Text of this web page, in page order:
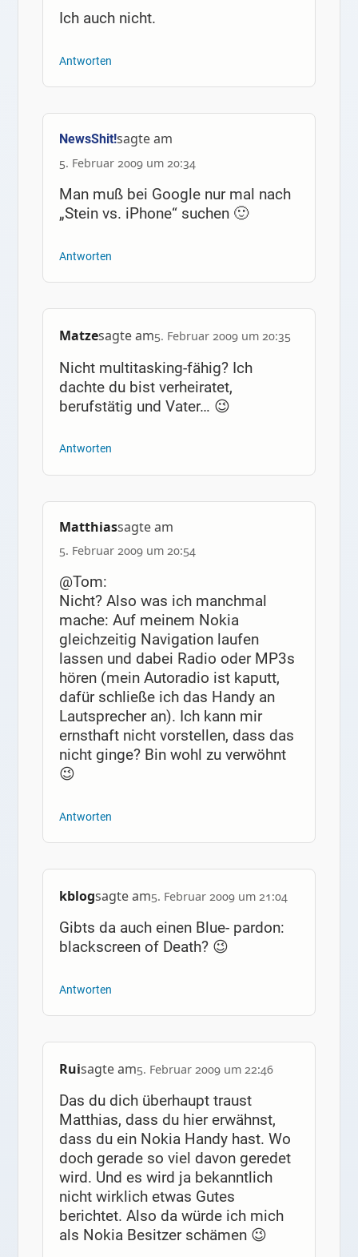
Ich auch nicht.
Antworten
NewsShit!sagte am
5. Februar 2009 um 20:34
Man muß bei Google nur mal nach
„Stein vs. iPhone“ suchen 🙂
Antworten
Matzesagte am5. Februar 2009 um 20:35
Nicht multitasking-fähig? Ich
dachte du bist verheiratet,
berufstätig und Vater… 😉
Antworten
Matthiassagte am
5. Februar 2009 um 20:54
@Tom:
Nicht? Also was ich manchmal
mache: Auf meinem Nokia
gleichzeitig Navigation laufen
lassen und dabei Radio oder MP3s
hören (mein Autoradio ist kaputt,
dafür schließe ich das Handy an
Lautsprecher an). Ich kann mir
ernsthaft nicht vorstellen, dass das
nicht ginge? Bin wohl zu verwöhnt
😉
Antworten
kblogsagte am5. Februar 2009 um 21:04
Gibts da auch einen Blue- pardon:
blackscreen of Death? 😉
Antworten
Ruisagte am5. Februar 2009 um 22:46
Das du dich überhaupt traust
Matthias, dass du hier erwähnst,
dass du ein Nokia Handy hast. Wo
doch gerade so viel davon geredet
wird. Und es wird ja bekanntlich
nicht wirklich etwas Gutes
berichtet. Also da würde ich mich
als Nokia Besitzer schämen 😉